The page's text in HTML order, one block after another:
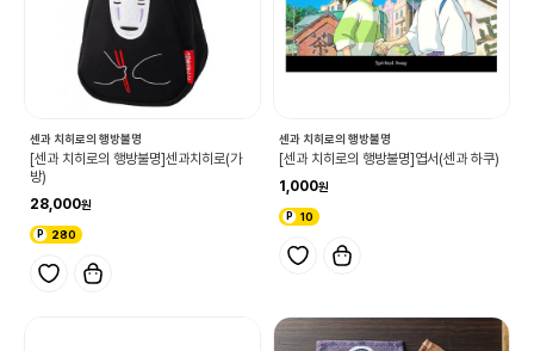
센과 치히로의 행방불명
[센과 치히로의 행방불명]센과치히로(가
방)
28,000
280
센과 치히로의 행방불명
[센과 치히로의 행방불명]엽서(센과 하쿠)
1,000
10